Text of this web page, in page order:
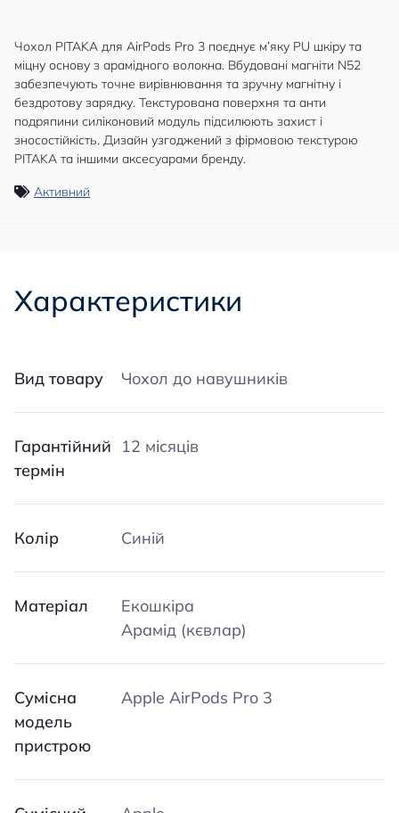
Чохол PITAKA для AirPods Pro 3 поєднує м’яку PU шкіру та
міцну основу з арамідного волокна. Вбудовані магніти N52
забезпечують точне вирівнювання та зручну магнітну і
бездротову зарядку. Текстурована поверхня та анти
подряпини силіконовий модуль підсилюють захист і
зносостійкість. Дизайн узгоджений з фірмовою текстурою
PITAKA та іншими аксесуарами бренду.
Активний
Характеристики
Вид товару Чохол до навушників
Гарантійний
термін
12 місяців
Колір Синій
Матеріал
Екошкіра
Арамід (кєвлар)
Сумісна
модель
пристрою
Apple AirPods Pro 3